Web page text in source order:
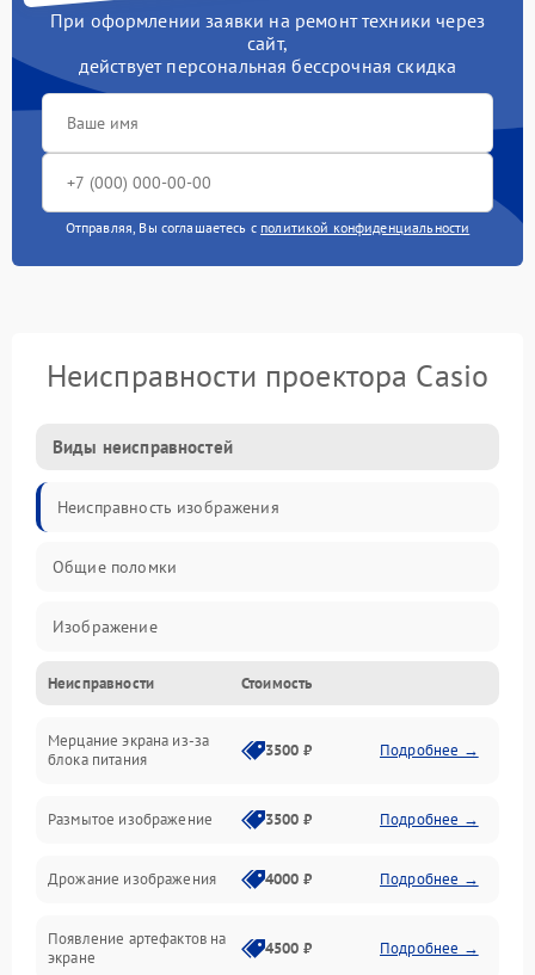
При оформлении заявки на ремонт техники через
сайт,
действует персональная бессрочная скидка
Отправляя, Вы соглашаетесь с политикой конфиденциальности
Неисправности проектора Casio
Виды неисправностей
Неисправность изображения
Общие поломки
Изображение
Лампа подсветки
Неисправность управления и интерфейсов
Неисправности Стоимость
Мерцание экрана из-за
блока питания
3500 ₽ Подробнее →
Размытое изображение 3500 ₽ Подробнее →
Дрожание изображения 4000 ₽ Подробнее →
Появление артефактов на
экране
4500 ₽ Подробнее →